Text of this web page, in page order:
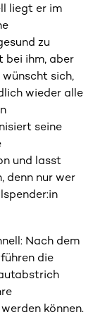
liegt er im
zu
bei ihm, aber
sich,
wieder alle
seine
und lasst
denn nur wer
Nach dem
die
können.